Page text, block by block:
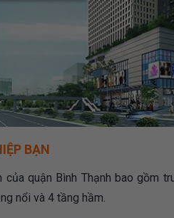
BẠN
quận Bình Thạnh bao gồm
nổi và 4 tầng hầm.